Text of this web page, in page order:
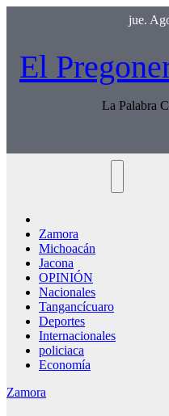
jue.
El
La Palabra
Zamora
Michoacán
Jacona
OPINIÓN
Nacionales
Tangancícuaro
Deportes
Internacionales
policiaca
Economía
Zamora